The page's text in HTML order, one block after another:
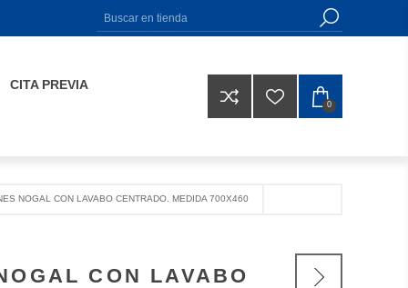
CITA PREVIA
0
NOGAL CON LAVABO CENTRADO. MEDIDA 700X460
CON LAVABO